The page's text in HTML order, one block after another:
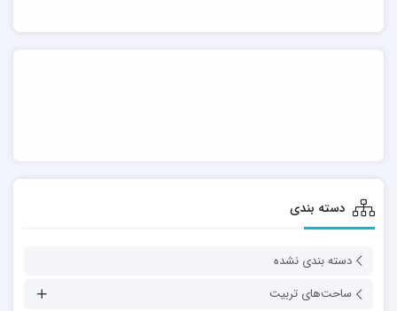
دسته بندی
دسته بندی نشده
ساحت‌های تربیت